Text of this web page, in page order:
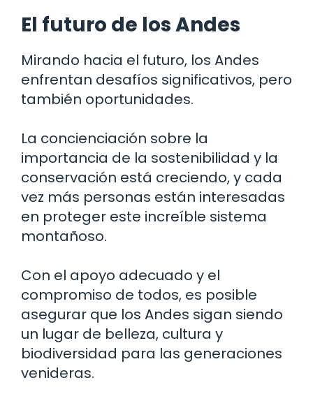
El futuro de los Andes
Mirando hacia el futuro, los Andes
enfrentan desafíos significativos, pero
también oportunidades.
La concienciación sobre la
importancia de la sostenibilidad y la
conservación está creciendo, y cada
vez más personas están interesadas
en proteger este increíble sistema
montañoso.
Con el apoyo adecuado y el
compromiso de todos, es posible
asegurar que los Andes sigan siendo
un lugar de belleza, cultura y
biodiversidad para las generaciones
venideras.